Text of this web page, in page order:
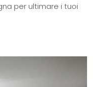
per ultimare i tuoi